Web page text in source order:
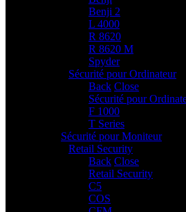
Benji 2
L 4000
R 8620
R 8620 M
Spyder
Sécurité pour Ordinateur
Back Close
Sécurité pour
F 1000
T Series
Sécurité pour Moniteur
Retail Security
Back Close
Retail Security
C5
COS